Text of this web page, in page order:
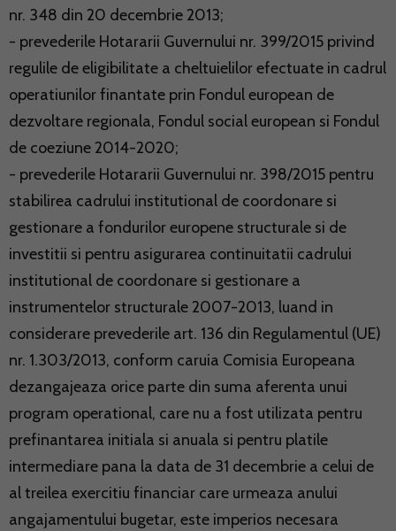
nr. 348 din 20 decembrie 2013;
- prevederile Hotararii Guvernului nr. 399/2015 privind
regulile de eligibilitate a cheltuielilor efectuate in cadrul
operatiunilor finantate prin Fondul european de
dezvoltare regionala, Fondul social european si Fondul
de coeziune 2014-2020;
- prevederile Hotararii Guvernului nr. 398/2015 pentru
stabilirea cadrului institutional de coordonare si
gestionare a fondurilor europene structurale si de
investitii si pentru asigurarea continuitatii cadrului
institutional de coordonare si gestionare a
instrumentelor structurale 2007-2013, luand in
considerare prevederile art. 136 din Regulamentul (UE)
nr. 1.303/2013, conform caruia Comisia Europeana
dezangajeaza orice parte din suma aferenta unui
program operational, care nu a fost utilizata pentru
prefinantarea initiala si anuala si pentru platile
intermediare pana la data de 31 decembrie a celui de
al treilea exercitiu financiar care urmeaza anului
angajamentului bugetar, este imperios necesara